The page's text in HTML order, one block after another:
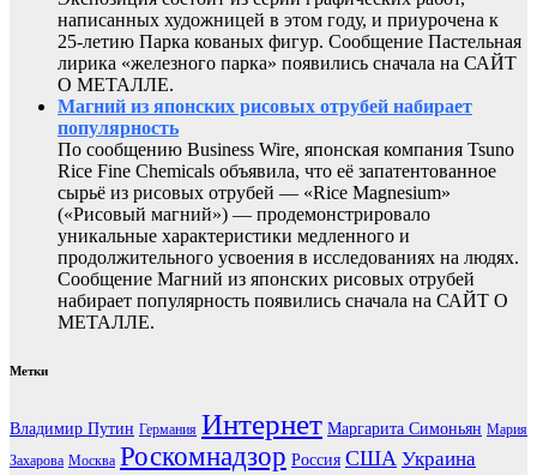
написанных художницей в этом году, и приурочена к
25-летию Парка кованых фигур. Сообщение Пастельная
лирика «железного парка» появились сначала на САЙТ
О МЕТАЛЛЕ.
Магний из японских рисовых отрубей набирает
популярность
По сообщению Business Wire, японская компания Tsuno
Rice Fine Chemicals объявила, что её запатентованное
сырьё из рисовых отрубей — «Rice Magnesium»
(«Рисовый магний») — продемонстрировало
уникальные характеристики медленного и
продолжительного усвоения в исследованиях на людях.
Сообщение Магний из японских рисовых отрубей
набирает популярность появились сначала на САЙТ О
МЕТАЛЛЕ.
Метки
Владимир Путин Германия Интернет Маргарита Симоньян Мария
Захарова Москва Роскомнадзор Россия США Украина